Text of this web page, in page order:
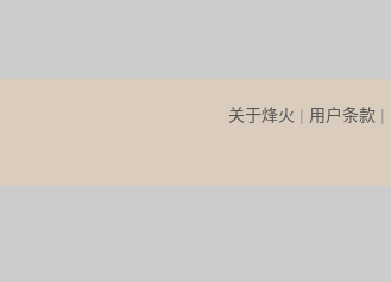
关于烽火 | 用户条款 |